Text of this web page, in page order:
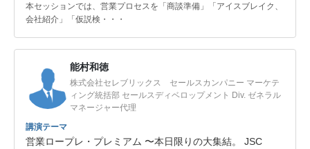
本セッションでは、営業プロセスを「商談準備」「アイスブレイク、
会社紹介」「仮説検・・・
能村和徳
株式会社セレブリックス セールスカンパニー マーケテ
ィング統括部 セールスディベロップメント Div. ゼネラル
マネージャー代理
講演テーマ
営業ロープレ・プレミアム 〜本日限りの大集結。 JSC